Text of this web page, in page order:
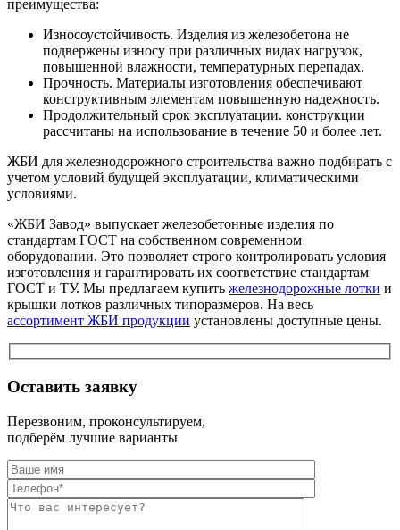
преимущества:
Износоустойчивость. Изделия из железобетона не
подвержены износу при различных видах нагрузок,
повышенной влажности, температурных перепадах.
Прочность. Материалы изготовления обеспечивают
конструктивным элементам повышенную надежность.
Продолжительный срок эксплуатации. конструкции
рассчитаны на использование в течение 50 и более лет.
ЖБИ для железнодорожного строительства важно подбирать с
учетом условий будущей эксплуатации, климатическими
условиями.
«ЖБИ Завод» выпускает железобетонные изделия по
стандартам ГОСТ на собственном современном
оборудовании. Это позволяет строго контролировать условия
изготовления и гарантировать их соответствие стандартам
ГОСТ и ТУ. Мы предлагаем купить железнодорожные лотки и
крышки лотков различных типоразмеров. На весь
ассортимент ЖБИ продукции установлены доступные цены.
Оставить заявку
Перезвоним, проконсультируем,
подберём лучшие варианты